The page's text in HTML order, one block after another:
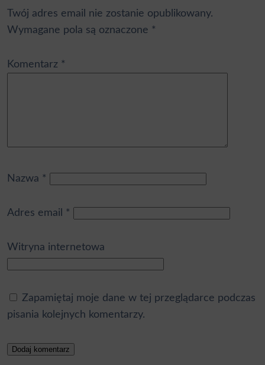
Twój adres email nie zostanie opublikowany.
Wymagane pola są oznaczone *
Komentarz *
Nazwa *
Adres email *
Witryna internetowa
Zapamiętaj moje dane w tej przeglądarce podczas
pisania kolejnych komentarzy.